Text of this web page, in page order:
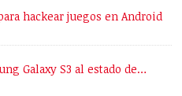
hackear juegos en Android
Galaxy S3 al estado de…